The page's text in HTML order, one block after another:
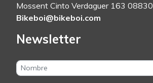
Mossent Cinto Verdaguer 163 08830
Bikeboi@bikeboi.com
Newsletter